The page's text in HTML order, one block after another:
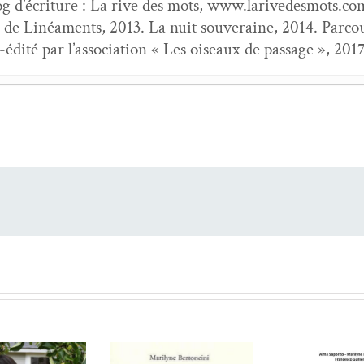
d’écri­t­ure : La rive des mots,
Linéa­ments, 2013. La nuit sou­veraine, 2014.
par l’as­so­ci­a­tion « Les oiseaux de pas­sage »,
: Devenir une ful­gu­rance : Becom­ing Led Zep­pelin
: Sin­gulière voix de Bertrand Belin- 6
: Bruno Gen­este,
Sum­ballein suivi deLe Tun­nel,
- 1 mars 2024